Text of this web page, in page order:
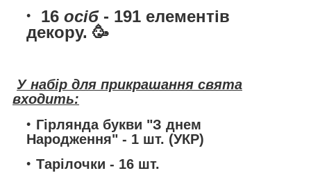
16 осіб- 191 елементів
декору. 🥳
У набір для прикрашання свята
входить:
Гірлянда букви "З днем
Народження" - 1 шт. (УКР)
Тарілочки - 16 шт.